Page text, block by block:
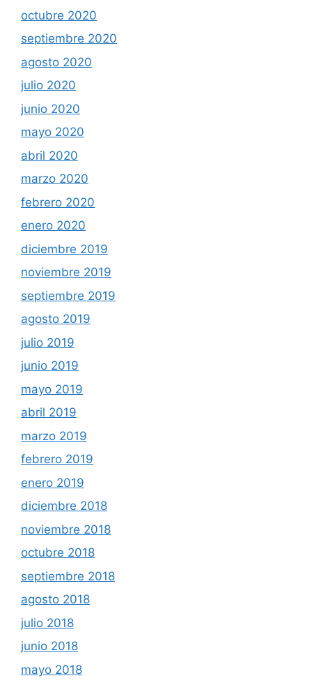
octubre 2020
septiembre 2020
agosto 2020
julio 2020
junio 2020
mayo 2020
abril 2020
marzo 2020
febrero 2020
enero 2020
diciembre 2019
noviembre 2019
septiembre 2019
agosto 2019
julio 2019
junio 2019
mayo 2019
abril 2019
marzo 2019
febrero 2019
enero 2019
diciembre 2018
noviembre 2018
octubre 2018
septiembre 2018
agosto 2018
julio 2018
junio 2018
mayo 2018